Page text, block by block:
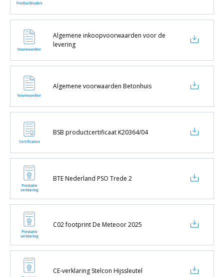
Divicon (1)
Algemene inkoopvoorwaarden voor de
levering
Algemene voorwaarden Betonhuis
BSB productcertificaat K20364/04
BTE Nederland PSO Trede 2
C02 footprint De Meteoor 2025
CE-verklaring Stelcon Hijssleutel